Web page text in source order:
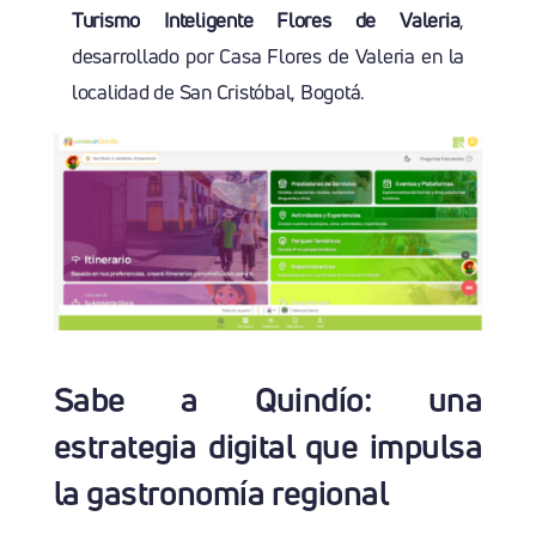
Turismo Inteligente Flores de Valeria,
desarrollado por Casa Flores de Valeria en la
localidad de San Cristóbal, Bogotá.
Sabe a Quindío: una
estrategia digital que impulsa
la gastronomía regional